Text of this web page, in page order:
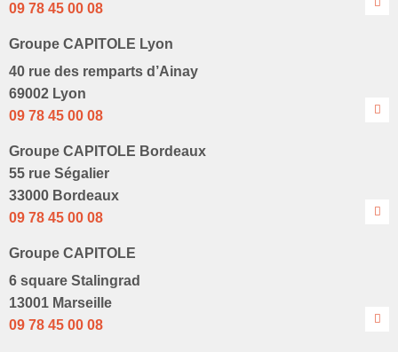
09 78 45 00 08
Groupe CAPITOLE Lyon
40 rue des remparts d’Ainay
69002 Lyon
09 78 45 00 08
Groupe CAPITOLE Bordeaux
55 rue Ségalier
33000 Bordeaux
09 78 45 00 08
Groupe CAPITOLE
6 square Stalingrad
13001 Marseille
09 78 45 00 08